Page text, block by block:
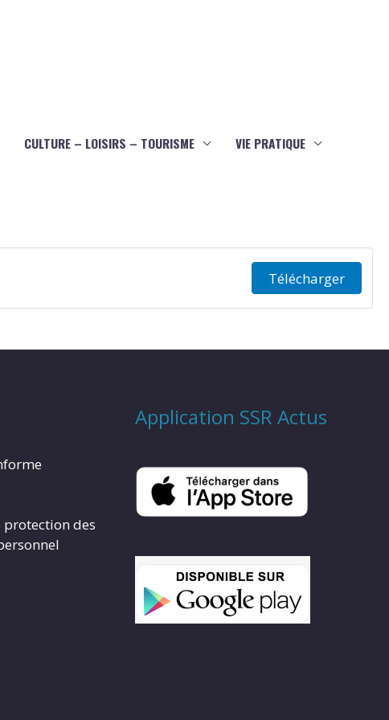
CULTURE – LOISIRS – TOURISME VIE PRATIQUE
Télécharger
des
Application SSR Actus